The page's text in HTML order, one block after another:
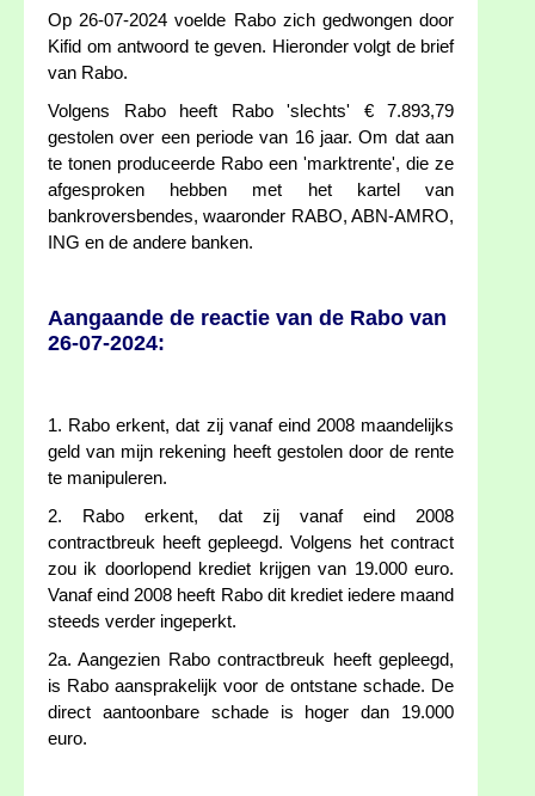
Op 26-07-2024 voelde Rabo zich gedwongen door
Kifid om antwoord te geven. Hieronder volgt de brief
van Rabo.
Volgens Rabo heeft Rabo 'slechts' € 7.893,79
gestolen over een periode van 16 jaar. Om dat aan
te tonen produceerde Rabo een 'marktrente', die ze
afgesproken hebben met het kartel van
bankroversbendes, waaronder RABO, ABN-AMRO,
ING en de andere banken.
Aangaande de reactie van de Rabo van
26-07-2024:
1. Rabo erkent, dat zij vanaf eind 2008 maandelijks
geld van mijn rekening heeft gestolen door de rente
te manipuleren.
2. Rabo erkent, dat zij vanaf eind 2008
contractbreuk heeft gepleegd. Volgens het contract
zou ik doorlopend krediet krijgen van 19.000 euro.
Vanaf eind 2008 heeft Rabo dit krediet iedere maand
steeds verder ingeperkt.
2a. Aangezien Rabo contractbreuk heeft gepleegd,
is Rabo aansprakelijk voor de ontstane schade. De
direct aantoonbare schade is hoger dan 19.000
euro.